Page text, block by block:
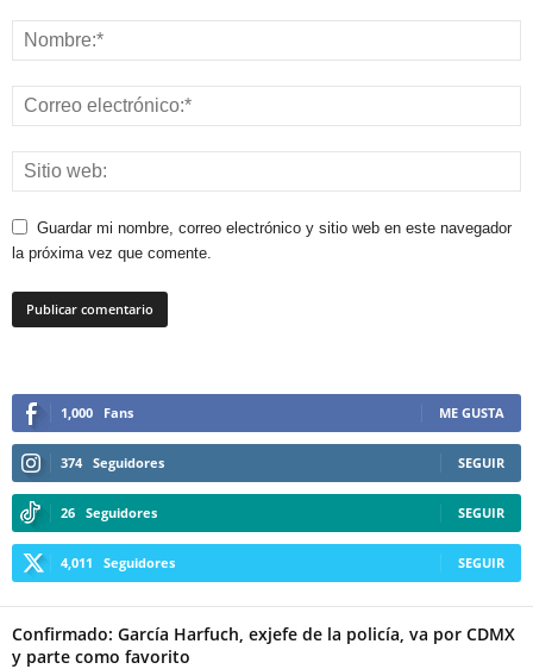
Guardar mi nombre, correo electrónico y sitio web en este navegador
la próxima vez que comente.
1,000 Fans ME GUSTA
374 Seguidores SEGUIR
26 Seguidores SEGUIR
4,011 Seguidores SEGUIR
Confirmado: García Harfuch, exjefe de la policía, va por CDMX
y parte como favorito